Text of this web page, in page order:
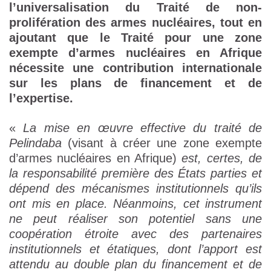
l’universalisation du Traité de non-
prolifération des armes nucléaires, tout en
ajoutant que le Traité pour une zone
exempte d’armes nucléaires en Afrique
nécessite une contribution internationale
sur les plans de financement et de
l’expertise.
« La mise en œuvre effective du traité de
Pelindaba (visant à créer une zone exempte
d’armes nucléaires en Afrique)est, certes, de
la responsabilité première des États parties et
dépend des mécanismes institutionnels qu’ils
ont mis en place. Néanmoins, cet instrument
ne peut réaliser son potentiel sans une
coopération étroite avec des partenaires
institutionnels et étatiques, dont l’apport est
attendu au double plan du financement et de